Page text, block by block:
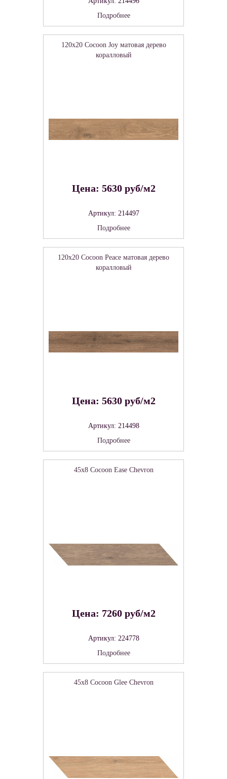
Подробнее
120x20 Cocoon Joy матовая дерево
коралловый
Цена: 5630 руб/м2
Артикул: 214497
Подробнее
120x20 Cocoon Peace матовая дерево
коралловый
Цена: 5630 руб/м2
Артикул: 214498
Подробнее
45x8 Cocoon Ease Chevron
Цена: 7260 руб/м2
Артикул: 224778
Подробнее
45x8 Cocoon Glee Chevron